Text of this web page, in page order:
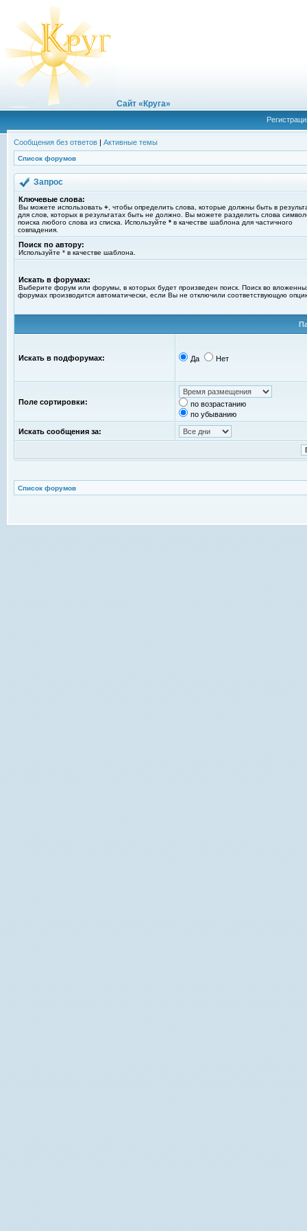
Сайт «Круга»
Сообщения без ответов | Активные темы
Список форумов
Запрос
Ключевые слова:
Вы можете использовать + , чтобы определить слова, которые должны быть в
для слов, которых в результатах быть не должно. Вы можете разделить слова
поиска любого слова из списка. Используйте * в качестве шаблона для частичного
совпадения.
Поиск по автору:
Используйте * в качестве шаблона.
Искать в форумах:
Выберите форум или форумы, в которых будет произведен поиск. Поиск во
форумах производится автоматически, если Вы не отключили соответствующую
Искать в подфорумах: Да Нет
Поле сортировки:
по возрастанию
по убыванию
Искать сообщения за:
Список форумов